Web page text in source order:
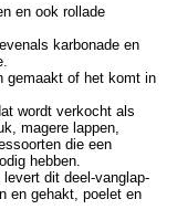
en ook rollade
karbonade en
gemaakt of het komt in
wordt verkocht als
magere lappen,
die een
hebben.
dit deel-vanglap-
en gehakt, poelet en